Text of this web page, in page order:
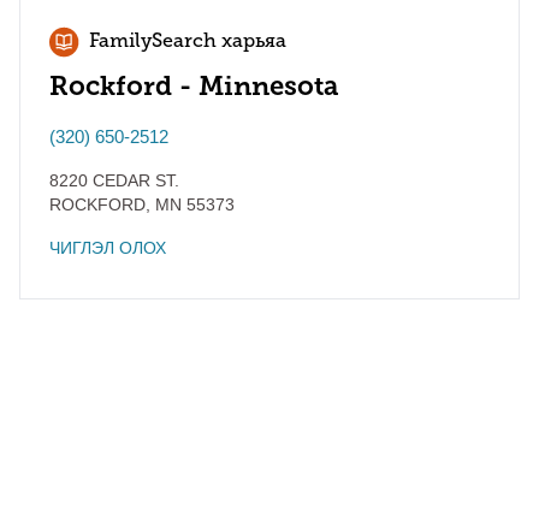
FamilySearch харьяа
Rockford - Minnesota
(320) 650-2512
8220 CEDAR ST.
ROCKFORD MN 55373
ЧИГЛЭЛ ОЛОХ